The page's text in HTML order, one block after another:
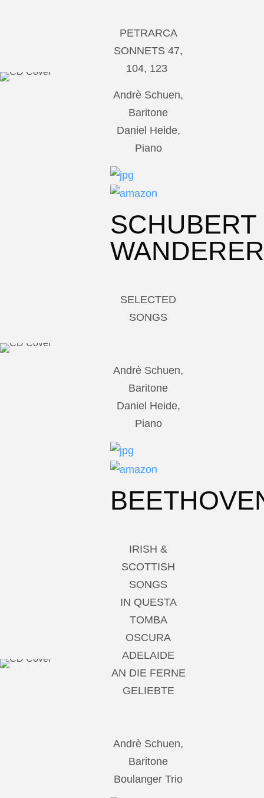
PETRARCA
SONNETS 47,
104, 123
Andrè Schuen,
Baritone
Daniel Heide,
Piano
SCHUBERT
WANDERER
SELECTED
SONGS
Andrè Schuen,
Baritone
Daniel Heide,
Piano
IRISH &
SCOTTISH
SONGS
IN QUESTA
TOMBA
OSCURA
ADELAIDE
AN DIE FERNE
GELIEBTE
Andrè Schuen,
Baritone
Boulanger Trio